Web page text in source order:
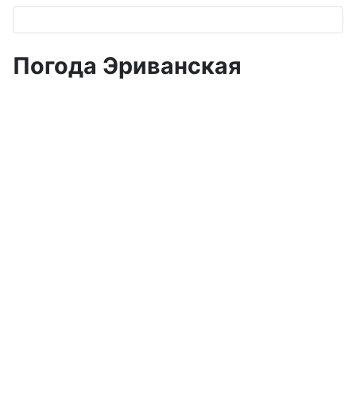
Погода Эриванская